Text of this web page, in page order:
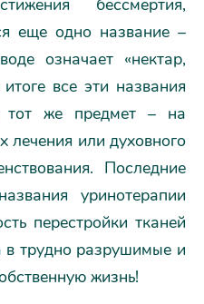
бессмертия,
еще одно название –
означает «нектар,
все эти названия
же предмет – на
лечения или духовного
Последние
уринотерапии
перестройки тканей
в трудно разрушимые и
жизнь!